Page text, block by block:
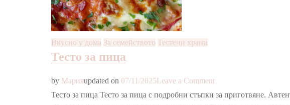
Вкусно у дома За семейството Тестени храни
Тесто за пица
by Марияupdated on 07/11/2025Leave a Commenton
Тесто
Тесто за пица Тесто за пица с подробни стъпки за приготвяне.